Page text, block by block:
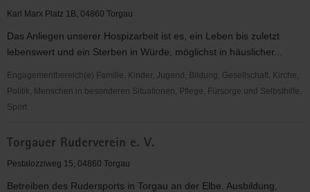
Torgau
Karl Marx Platz 1B, 04860 Torgau
Das Anliegen unserer Hospizarbeit ist es, ein Leben bis zuletzt
lebenswert und ein Sterben in Würde, möglichst in häuslicher...
Engagementbereich(e) Familie, Kinder, Jugend, Bildung, Gesellschaft, Kirche,
Politik, Menschen in besonderen Situationen, Pflege, Fürsorge und Selbsthilfe,
Sport
Ambulanter
Hospizdienst
Torgauer Ruderverein e. V.
Pestalozziweg 15, 04860 Torgau
Betreiben des Rudersports in Torgau an der Elbe. Ausbildung,